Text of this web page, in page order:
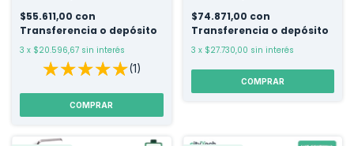
$55.611,00 con
Transferencia o depósito
3 x $20.596,67 sin interés
(1)
$74.871,00 con
Transferencia o depósito
3 x $27.730,00 sin interés